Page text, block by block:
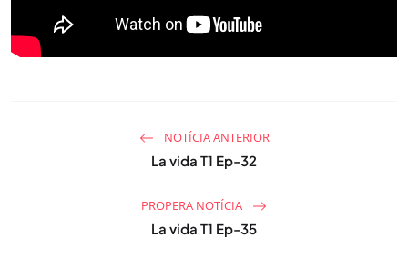
NOTÍCIA ANTERIOR
La vida T1 Ep-32
PROPERA NOTÍCIA
La vida T1 Ep-35